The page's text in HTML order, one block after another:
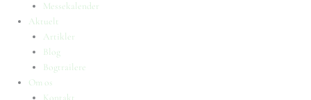
Messekalender
Aktuelt
Artikler
Blog
Bogtrailere
Om os